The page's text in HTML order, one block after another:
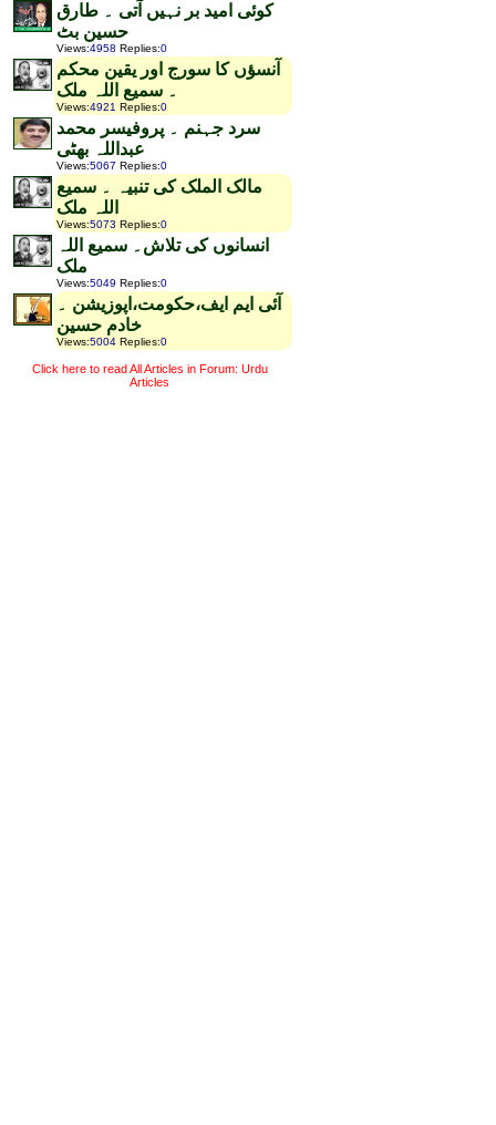
کوئی امید بر نہیں آتی ۔ طارق
حسین بٹ
Views:4958 Replies:0
آنسؤں کا سورج اور یقین محکم
۔ سمیع اللہ ملک
Views:4921 Replies:0
سرد جہنم ۔ پروفیسر محمد
عبداللہ بھٹی
Views:5067 Replies:0
مالک الملک کی تنبیہ ۔ سمیع
اللہ ملک
Views:5073 Replies:0
انسانوں کی تلاش۔ سمیع اللہ
ملک
Views:5049 Replies:0
آئی ایم ایف،حکومت،اپوزیشن ۔
خادم حسین
Views:5004 Replies:0
Click here to read All Articles in Forum: Urdu
Articles